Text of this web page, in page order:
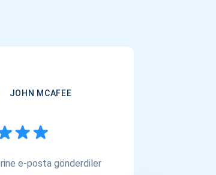
JOHN MCAFEE
e-posta gönderdiler